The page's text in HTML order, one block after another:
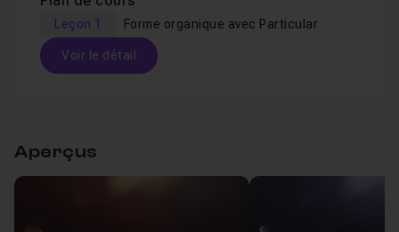
Leçon 1 Forme organique avec Particular
Voir le détail
Aperçus